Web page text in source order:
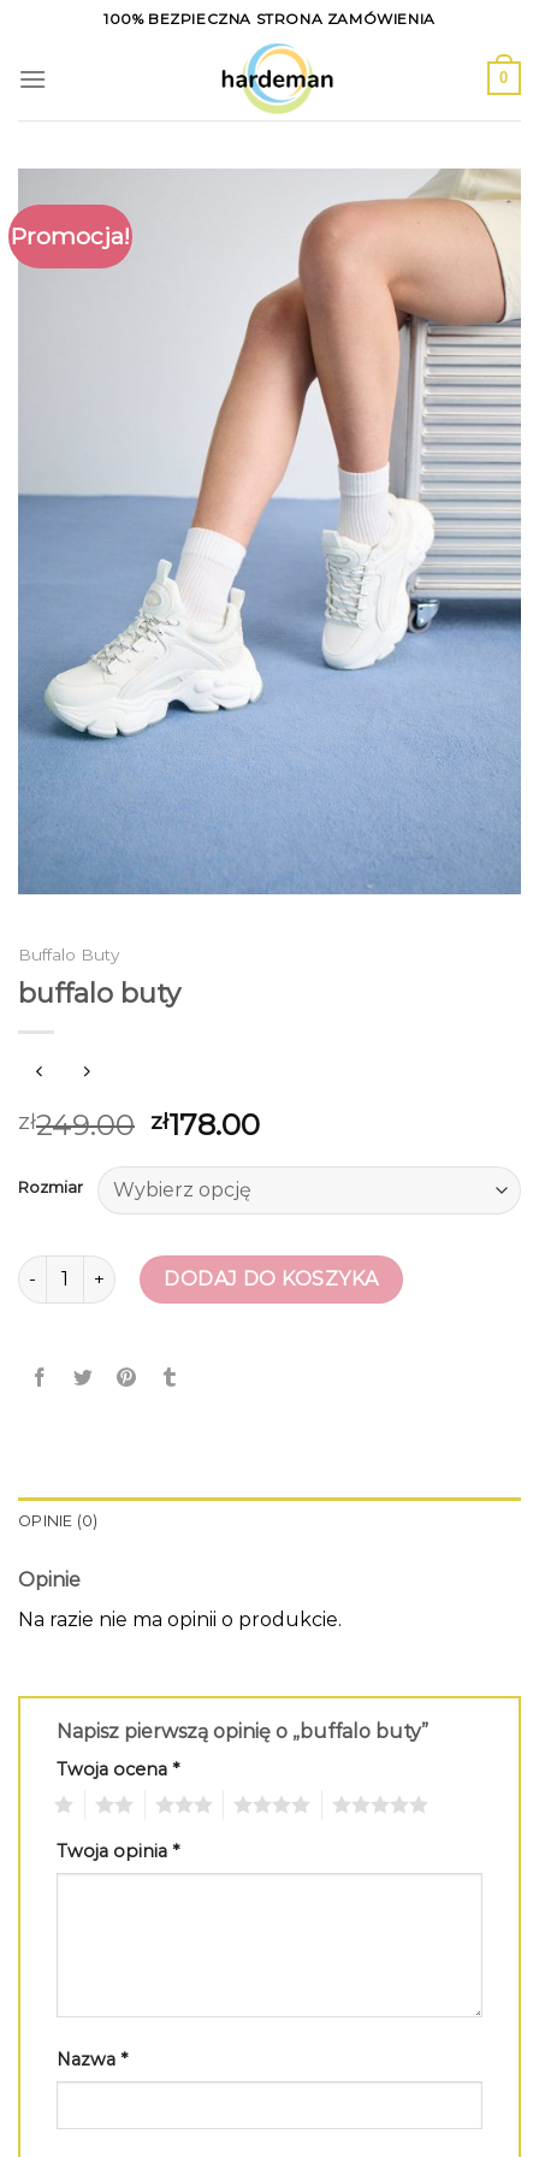
content
100% BEZPIECZNA STRONA ZAMÓWIENIA
0
Promocja!
Buffalo Buty
buffalo buty
zł249.00 zł178.00
Rozmiar
ilość buffalo butyDODAJ DO KOSZYKA
OPINIE (0)
Opinie
Na razie nie ma opinii o produkcie.
Napisz pierwszą opinię o „buffalo buty”
Twoja ocena *
Twoja opinia *
Nazwa *